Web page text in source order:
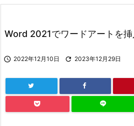
Word 2021でワードアートを
 2022年12月10日  2023年12月29日